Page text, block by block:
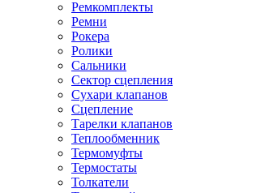
Ремкомплекты
Ремни
Рокера
Ролики
Сальники
Сектор сцепления
Сухари клапанов
Сцепление
Тарелки клапанов
Теплообменник
Термомуфты
Термостаты
Толкатели